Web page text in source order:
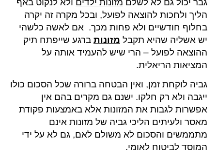
הליך ולחכות להוצאה לפועל, ובכל מקרה זה יקרה
בחלוף חודשיים ולא פחות מכך. אם לאשה כלשהי
יש אשליה שהיא תקבל מזונות ברגע שייפתח תיק
ההוצאה לפועל – הרי שיש להעמיד אותה על
המציאות הריאלית.
גביה לוקחת זמן, ואין הבטחה ברורה שכל הסכום כולו
ייגבה ולא רק חלקו. ישנם גם מקרים בהם אין
אפשרות לגבות את המזונות אלא באמצעות פקודת
מאסר ולעיתים הליכי גביה של מזונות אינם
מתממשים והסכום לא משולם לאם, גם לא על ידי
המוסד לביטוח לאומי.